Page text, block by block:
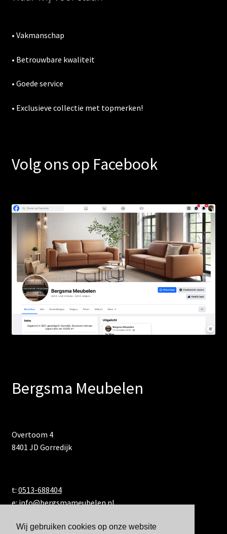
Wij gebruiken cookies op onze website
• Vakmanschap
• Betrouwbare kwaliteit
• Goede service
• Exclusieve collectie met topmerken!
Volg ons op Facebook
Bergsma Meubelen
Overtoom 4
8401 JD Gorredijk
t: 0513-688404
e:info@bergsmameubelen.nl